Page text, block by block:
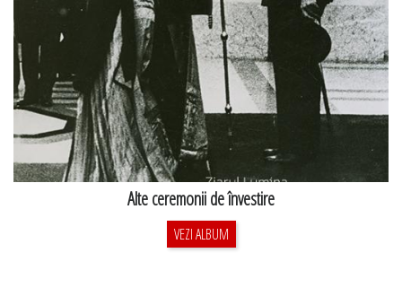
Alte ceremonii de învestire
VEZI ALBUM